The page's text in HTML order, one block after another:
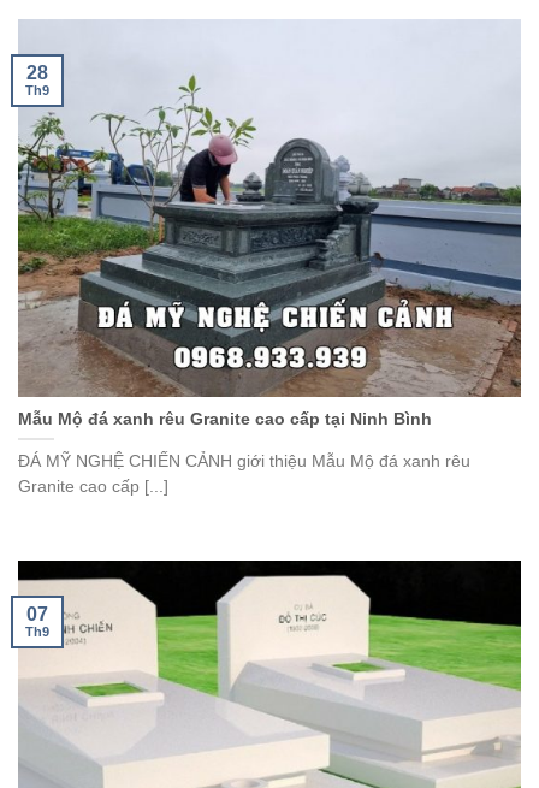
Mẫu Mộ đá xanh rêu Granite cao cấp tại Ninh Bình
ĐÁ MỸ NGHỆ CHIẾN CẢNH giới thiệu Mẫu Mộ đá xanh rêu
Granite cao cấp [...]
28
Th9
07
Th9